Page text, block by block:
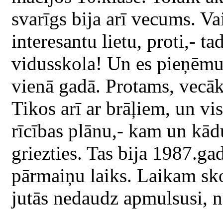
svarīgs bija arī vecums.
interesantu lietu, proti,-
vidusskola! Un es
vienā gadā. Protams,
Tikos arī ar brāļiem, un
rīcības plānu,- kam un
griezties. Tas bija
pārmaiņu laiks. Laikam
jutās nedaudz apmulsusi,